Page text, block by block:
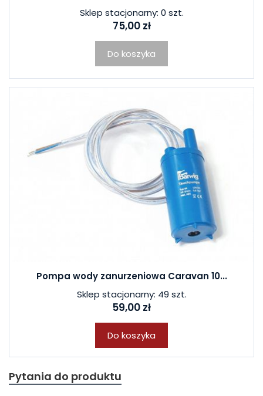
Sklep stacjonarny: 0 szt.
75,00 zł
Do koszyka
Pompa wody zanurzeniowa Caravan 10...
Sklep stacjonarny: 49 szt.
59,00 zł
Do koszyka
Pytania do produktu